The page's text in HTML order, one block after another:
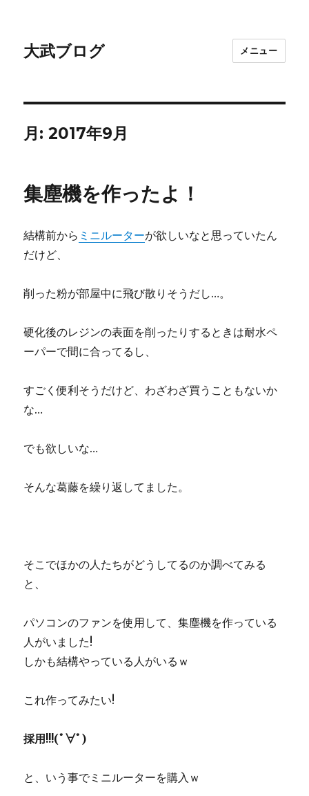
大武ブログ メニュー
月:2017年9月
集塵機を作ったよ！
結構前から ミニルーターが欲しいなと思っていたん
だけど、
削った粉が部屋中に飛び散りそうだし…。
硬化後のレジンの表面を削ったりするときは耐水ペ
ーパーで間に合ってるし、
すごく便利そうだけど、わざわざ買うこともないか
な…
でも欲しいな…
そんな葛藤を繰り返してました。
そこでほかの人たちがどうしてるのか調べてみる
と、
パソコンのファンを使用して、集塵機を作っている
人がいました!
しかも結構やっている人がいるｗ
これ作ってみたい!
採用!!!(ﾟ∀ﾟ)
と、いう事でミニルーターを購入ｗ